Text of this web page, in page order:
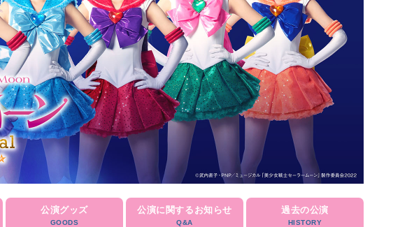
公演グッズ 公演に関するお知らせ 過去の公演